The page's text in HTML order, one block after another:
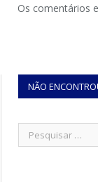
Os comentários
NÃO